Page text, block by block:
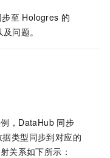
至 Hologres 的
问题。
，DataHub 同步
据类型同步到对应的
关系如下所示：